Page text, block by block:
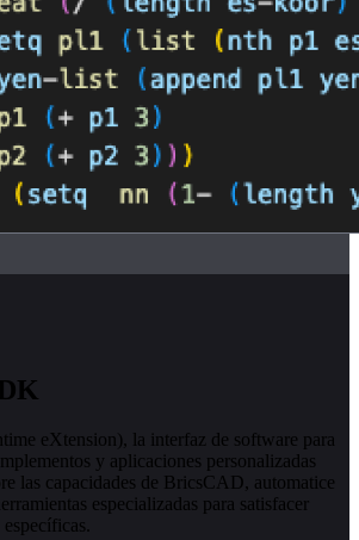
eXtension), la interfaz de software para
y aplicaciones personalizadas
las capacidades de BricsCAD, automatice
especializadas para satisfacer